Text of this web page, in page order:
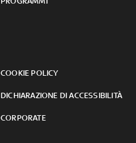
COOKIE POLICY
DICHIARAZIONE DI ACCESSIBILITÀ
CORPORATE